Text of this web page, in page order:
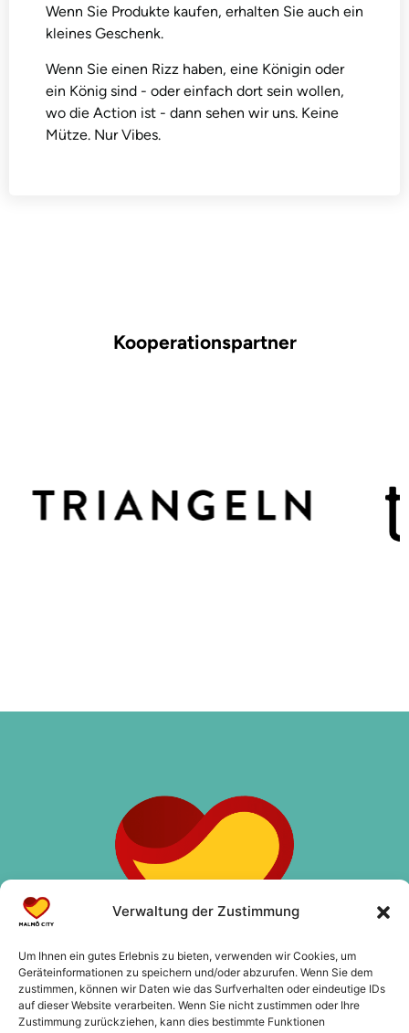
Verwaltung der Zustimmung
Um Ihnen ein gutes Erlebnis zu bieten, verwenden wir Cookies, um
Geräteinformationen zu speichern und/oder abzurufen. Wenn Sie dem
zustimmen, können wir Daten wie das Surfverhalten oder eindeutige IDs
auf dieser Website verarbeiten. Wenn Sie nicht zustimmen oder Ihre
Zustimmung zurückziehen, kann dies bestimmte Funktionen
Wenn Sie Produkte kaufen, erhalten Sie auch ein
kleines Geschenk.
Wenn Sie einen Rizz haben, eine Königin oder
ein König sind - oder einfach dort sein wollen,
wo die Action ist - dann sehen wir uns. Keine
Mütze. Nur Vibes.
Kooperationspartner